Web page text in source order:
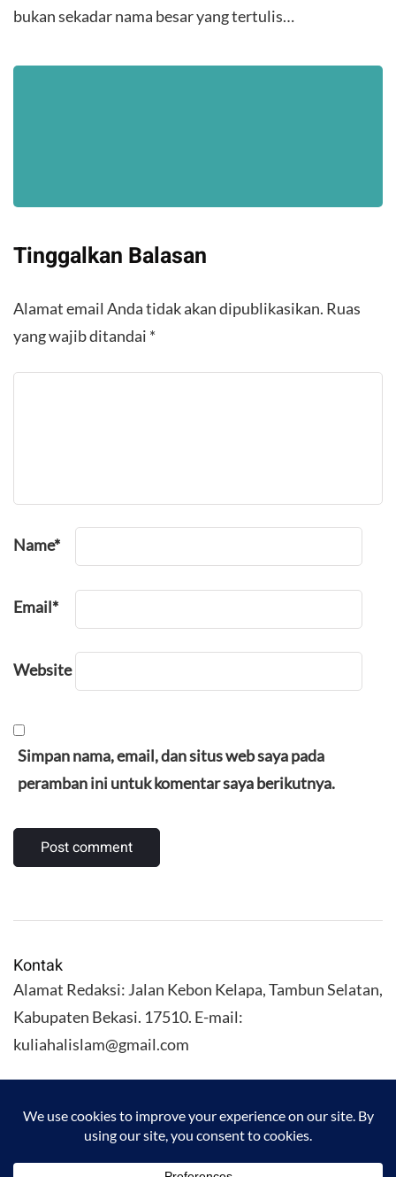
bukan sekadar nama besar yang tertulis…
Tinggalkan Balasan
Alamat email Anda tidak akan dipublikasikan. Ruas
yang wajib ditandai *
Name*
Email*
Website
Simpan nama, email, dan situs web saya pada
peramban ini untuk komentar saya berikutnya.
Kontak
Alamat Redaksi: Jalan Kebon Kelapa, Tambun Selatan,
Kabupaten Bekasi. 17510. E-mail:
kuliahalislam@gmail.com
KULIAHALISLAM.COM Copyright (C) 2026